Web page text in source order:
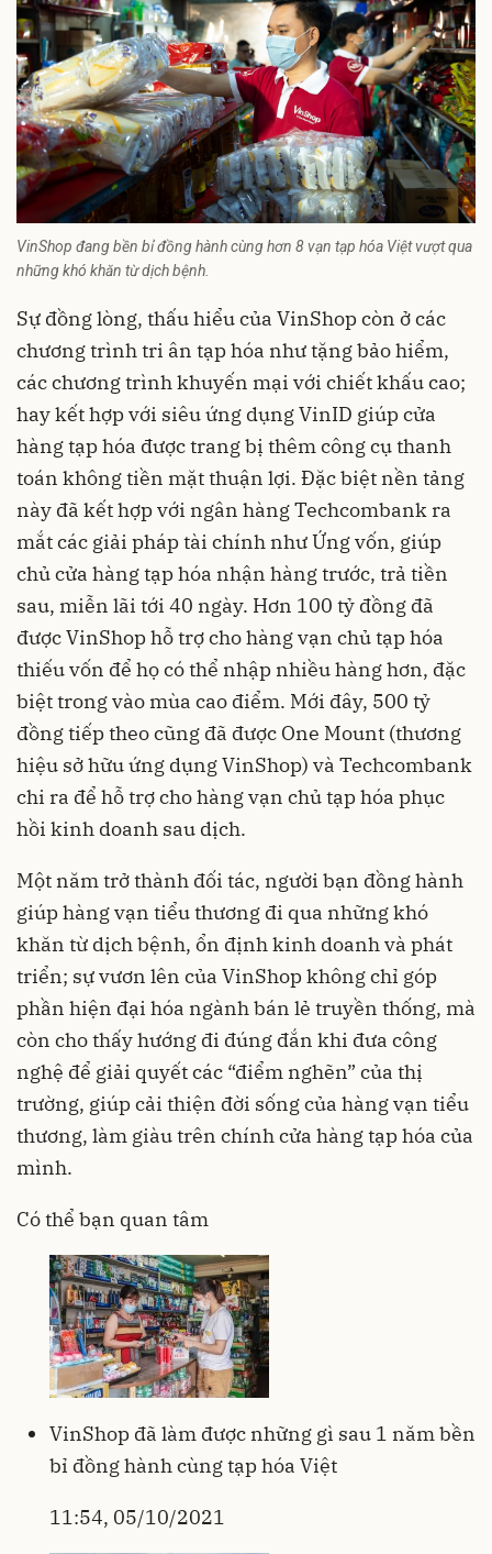
VinShop đang bền bỉ đồng hành cùng hơn 8 vạn tạp hóa Việt vượt qua
những khó khăn từ dịch bệnh.
Sự đồng lòng, thấu hiểu của VinShop còn ở các
chương trình tri ân tạp hóa như tặng bảo hiểm,
các chương trình khuyến mại với chiết khấu cao;
hay kết hợp với siêu ứng dụng VinID giúp cửa
hàng tạp hóa được trang bị thêm công cụ thanh
toán không tiền mặt thuận lợi. Đặc biệt nền tảng
này đã kết hợp với ngân hàng Techcombank ra
mắt các giải pháp tài chính như Ứng vốn, giúp
chủ cửa hàng tạp hóa nhận hàng trước, trả tiền
sau, miễn lãi tới 40 ngày. Hơn 100 tỷ đồng đã
được VinShop hỗ trợ cho hàng vạn chủ tạp hóa
thiếu vốn để họ có thể nhập nhiều hàng hơn, đặc
biệt trong vào mùa cao điểm. Mới đây, 500 tỷ
đồng tiếp theo cũng đã được One Mount (thương
hiệu sở hữu ứng dụng VinShop) và Techcombank
chi ra để hỗ trợ cho hàng vạn chủ tạp hóa phục
hồi kinh doanh sau dịch.
Một năm trở thành đối tác, người bạn đồng hành
giúp hàng vạn tiểu thương đi qua những khó
khăn từ dịch bệnh, ổn định kinh doanh và phát
triển; sự vươn lên của VinShop không chỉ góp
phần hiện đại hóa ngành bán lẻ truyền thống, mà
còn cho thấy hướng đi đúng đắn khi đưa công
nghệ để giải quyết các “điểm nghẽn” của thị
trường, giúp cải thiện đời sống của hàng vạn tiểu
thương, làm giàu trên chính cửa hàng tạp hóa của
mình.
Có thể bạn quan tâm
VinShop đã làm được những gì sau 1 năm bền
bỉ đồng hành cùng tạp hóa Việt
11:54, 05/10/2021